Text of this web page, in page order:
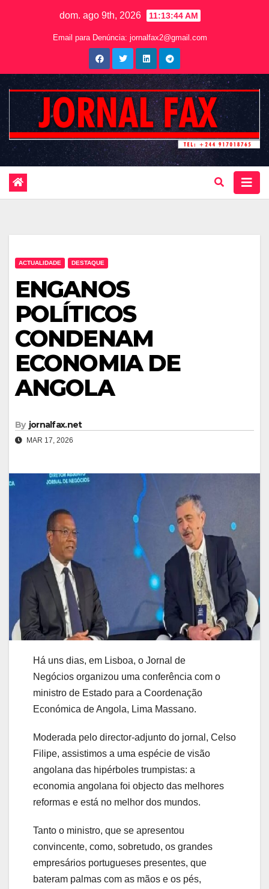
dom. ago 9th, 2026 11:13:46 AM
Email para Denúncia: jornalfax2@gmail.com
ACTUALIDADE DESTAQUE
ENGANOS
POLÍTICOS
CONDENAM
ECONOMIA DE
ANGOLA
By jornalfax.net
MAR 17, 2026
Há uns dias, em Lisboa, o Jornal de
Negócios organizou uma conferência com o
ministro de Estado para a Coordenação
Económica de Angola, Lima Massano.
Moderada pelo director-adjunto do jornal, Celso
Filipe, assistimos a uma espécie de visão
angolana das hipérboles trumpistas: a
economia angolana foi objecto das melhores
reformas e está no melhor dos mundos.
Tanto o ministro, que se apresentou
convincente, como, sobretudo, os grandes
empresários portugueses presentes, que
bateram palmas com as mãos e os pés,